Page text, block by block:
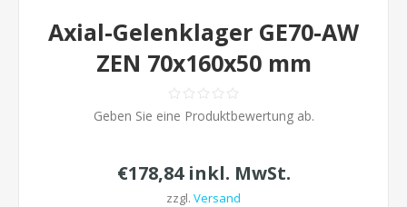
Axial-Gelenklager GE70-AW
ZEN 70x160x50 mm
Geben Sie eine Produktbewertung ab.
€178,84 inkl. MwSt.
zzgl. Versand